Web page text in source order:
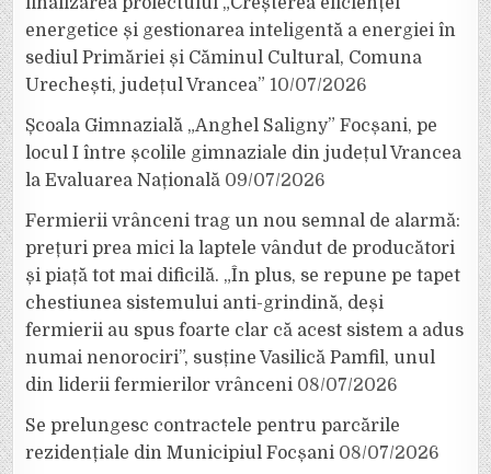
energetice și gestionarea inteligentă a energiei în
sediul Primăriei și Căminul Cultural, Comuna
Urechești, județul Vrancea” 10/07/2026
Școala Gimnazială „Anghel Saligny” Focșani, pe
locul I între școlile gimnaziale din județul Vrancea
la Evaluarea Națională 09/07/2026
Fermierii vrânceni trag un nou semnal de alarmă:
prețuri prea mici la laptele vândut de producători
și piață tot mai dificilă. „În plus, se repune pe tapet
chestiunea sistemului anti-grindină, deși
fermierii au spus foarte clar că acest sistem a adus
numai nenorociri”, susține Vasilică Pamfil, unul
din liderii fermierilor vrânceni 08/07/2026
Se prelungesc contractele pentru parcările
rezidențiale din Municipiul Focșani 08/07/2026